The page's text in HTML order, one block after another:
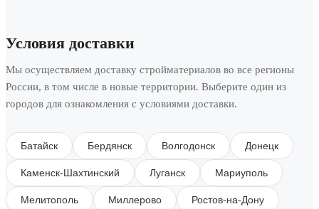
Условия доставки
Мы осуществляем доставку стройматериалов во все регионы
России, в том числе в новые территории. Выберите один из
городов для ознакомления с условиями доставки.
Батайск Бердянск Волгодонск Донецк
Каменск-Шахтинский Луганск Мариуполь
Мелитополь Миллерово Ростов-на-Дону